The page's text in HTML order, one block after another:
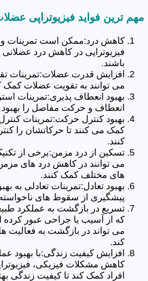
مهم ترین فواید فیزیوتراپی
کاهش درد:ممکن است تمرینات و
فیزیوتراپی در کاهش درد
باشند.
افزایش قدرت عضلات:تمرینات
می توانند به تقویت عضلات کمک
بهبود انعطاف پذیری:تمرینات
انعطاف و حرکت مفاصل را
بهبود کنترل حرکت:تمرینات
کمک می کنند تا حرکاتشان را
کنند.
تسکین از درد مزمن:برخی از
می توانند در کاهش درد های
های مختلف کمک کنند.
بهبود تعادل:تمرینات تعادلی به
پیشگیری از سقوط های
تسریع در بازگشت به عملکرد
که از آسیب یا جراحی عبور کرده
می تواند در بازگشت به فعالیت
کند.
افزایش کیفیت زندگی:با بهبود
کاهش مشکلات فیزیکی،
افراد کمک کند تا کیفیت زندگی